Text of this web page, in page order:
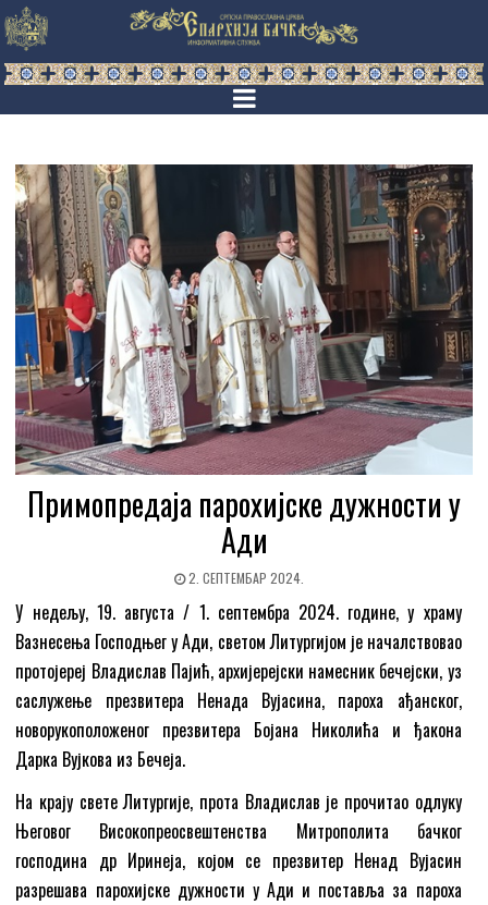
Примопредаја парохијске дужности у
Ади
2. СЕПТЕМБАР 2024.
У недељу, 19. августа / 1. септембра 2024. године, у храму
Вазнесења Господњег у Ади, светом Литургијом је началствовао
протојереј Владислав Пајић, архијерејски намесник бечејски, уз
саслужење презвитера Ненада Вујасина, пароха ађанског,
новорукоположеног презвитера Бојана Николића и ђакона
Дарка Вујкова из Бечеја.
На крају свете Литургије, прота Владислав је прочитао одлуку
Његовог Високопреосвештенства Митрополита бачког
господина др Иринеја, којом се презвитер Ненад Вујасин
разрешава парохијске дужности у Ади и поставља за пароха